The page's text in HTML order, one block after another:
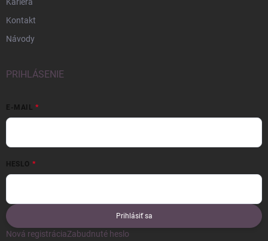
Kariéra
Kontakt
Návody
PRIHLÁSENIE
E-MAIL
HESLO
Prihlásiť sa
Nová registráciaZabudnuté heslo